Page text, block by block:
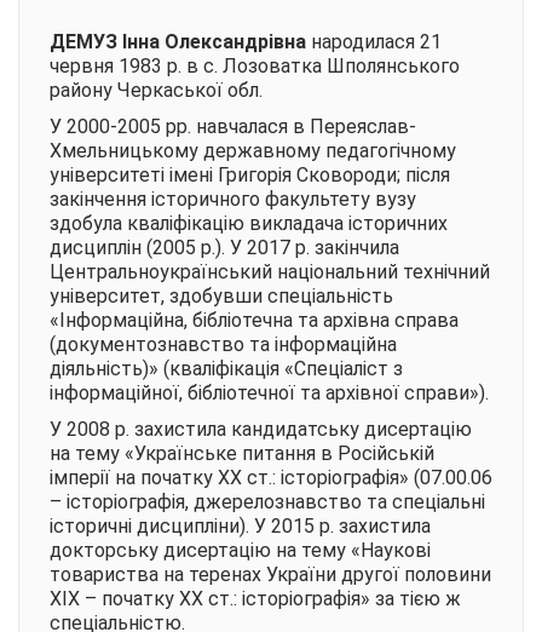
ДЕМУЗ Інна Олександрівна народилася 21
червня 1983 р. в с. Лозоватка Шполянського
району Черкаської обл.
У 2000-2005 рр. навчалася в Переяслав-
Хмельницькому державному педагогічному
університеті імені Григорія Сковороди; після
закінчення історичного факультету вузу
здобула кваліфікацію викладача історичних
дисциплін (2005 р.). У 2017 р. закінчила
Центральноукраїнський національний технічний
університет, здобувши спеціальність
«Інформаційна, бібліотечна та архівна справа
(документознавство та інформаційна
діяльність)» (кваліфікація «Спеціаліст з
інформаційної, бібліотечної та архівної справи»).
У 2008 р. захистила кандидатську дисертацію
на тему «Українське питання в Російській
імперії на початку ХХ ст.: історіографія» (07.00.06
– історіографія, джерелознавство та спеціальні
історичні дисципліни). У 2015 р. захистила
докторську дисертацію на тему «Наукові
товариства на теренах України другої половини
ХІХ – початку ХХ ст.: історіографія» за тією ж
спеціальністю.